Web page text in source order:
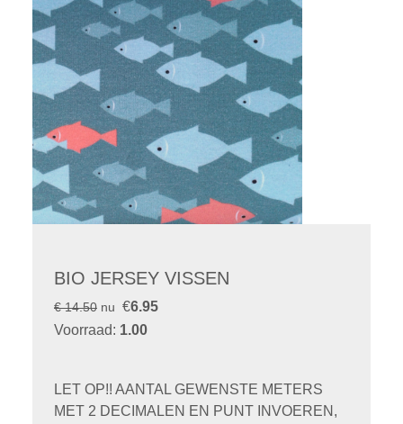
BIO JERSEY VISSEN
€ 14.50 nu €6.95
Voorraad: 1.00
LET OP!! AANTAL GEWENSTE METERS
MET 2 DECIMALEN EN PUNT INVOEREN,